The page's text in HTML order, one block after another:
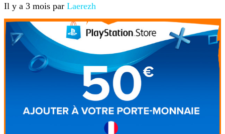
Il y a 3 mois par Laerezh